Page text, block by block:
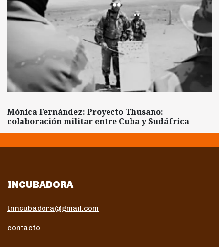
Mónica Fernández: Proyecto Thusano:
colaboración militar entre Cuba y Sudáfrica
INCUBADORA
Inncubadora@gmail.com
contacto